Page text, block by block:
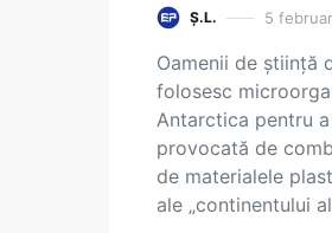
Ș.L. 5
Oamenii de ştiinţă
folosesc
Antarctica pentru
provocată de
de materialele
ale „continentului